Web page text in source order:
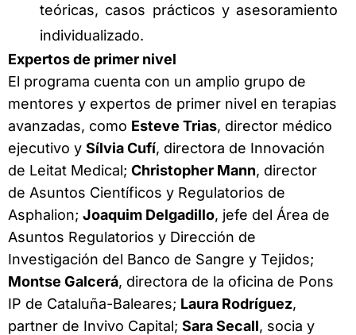
teóricas, casos prácticos y asesoramiento
individualizado.
Expertos de primer nivel
El programa cuenta con un amplio grupo de
mentores y expertos de primer nivel en terapias
avanzadas, como Esteve Trias, director médico
ejecutivo y Sílvia Cufí, directora de Innovación
de Leitat Medical; Christopher Mann, director
de Asuntos Científicos y Regulatorios de
Asphalion; Joaquim Delgadillo, jefe del Área de
Asuntos Regulatorios y Dirección de
Investigación del Banco de Sangre y Tejidos;
Montse Galcerá, directora de la oficina de Pons
IP de Cataluña-Baleares; Laura Rodríguez,
partner de Invivo Capital; Sara Secall, socia y